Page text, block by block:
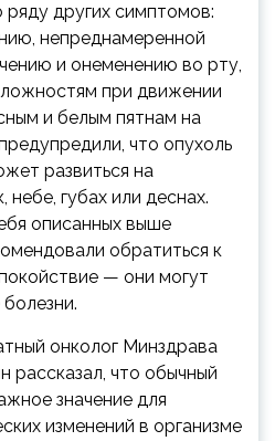
других симптомов:
непреднамеренной
и онеменению во рту,
при движении
и белым пятнам на
что опухоль
развиться на
небе, губах или деснах.
описанных выше
обратиться к
— они могут
онколог Минздрава
рассказал, что обычный
значение для
изменений в организме